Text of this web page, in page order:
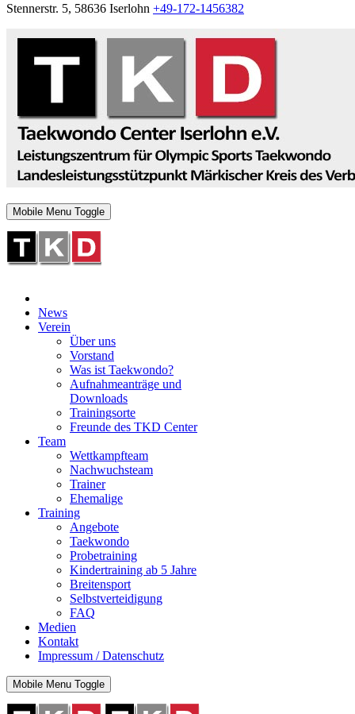
Stennerstr. 5, 58636 Iserlohn +49-172-1456382
Mobile Menu Toggle
News
Verein
Über uns
Vorstand
Was ist Taekwondo?
Aufnahmeanträge und
Downloads
Trainingsorte
Freunde des TKD Center
Team
Wettkampfteam
Nachwuchsteam
Trainer
Ehemalige
Training
Angebote
Taekwondo
Probetraining
Kindertraining ab 5 Jahre
Breitensport
Selbstverteidigung
FAQ
Medien
Kontakt
Impressum / Datenschutz
Mobile Menu Toggle